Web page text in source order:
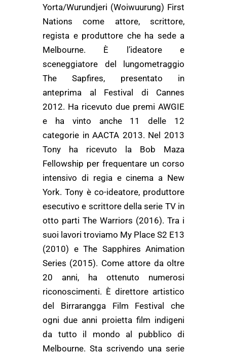
Yorta/Wurundjeri (Woiwuurung) First
Nations come attore, scrittore,
regista e produttore che ha sede a
Melbourne. È l’ideatore e
sceneggiatore del lungometraggio
The Sapfires, presentato in
anteprima al Festival di Cannes
2012. Ha ricevuto due premi AWGIE
e ha vinto anche 11 delle 12
categorie in AACTA 2013. Nel 2013
Tony ha ricevuto la Bob Maza
Fellowship per frequentare un corso
intensivo di regia e cinema a New
York. Tony è co-ideatore, produttore
esecutivo e scrittore della serie TV in
otto parti The Warriors (2016). Tra i
suoi lavori troviamo My Place S2 E13
(2010) e The Sapphires Animation
Series (2015). Come attore da oltre
20 anni, ha ottenuto numerosi
riconoscimenti. È direttore artistico
del Birrarangga Film Festival che
ogni due anni proietta film indigeni
da tutto il mondo al pubblico di
Melbourne. Sta scrivendo una serie